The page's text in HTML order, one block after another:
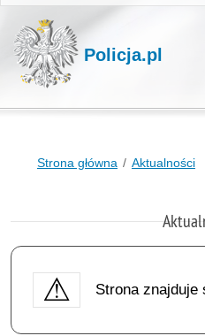
Policja.pl
Strona główna Aktualności
Strona znajduje